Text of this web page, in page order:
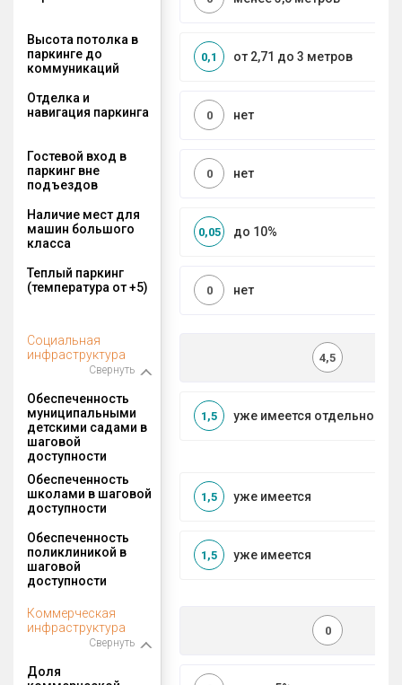
Высота потолка в
паркинге до
коммуникаций
от 2,71 до 3 метров
0,1
Отделка и
навигация паркинга
нет
0
Гостевой вход в
паркинг вне
подъездов
нет
0
Наличие мест для
машин большого
класса
до 10%
0,05
Теплый паркинг
(температура от +5)
нет
0
Социальная
инфраструктура
Свернуть
4,5
Обеспеченность
муниципальными
детскими садами в
шаговой
доступности
уже имеется
1,5
Обеспеченность
школами в шаговой
доступности
уже имеется
1,5
Обеспеченность
поликлиникой в
шаговой
доступности
уже имеется
1,5
Коммерческая
инфраструктура
Свернуть
0
Доля